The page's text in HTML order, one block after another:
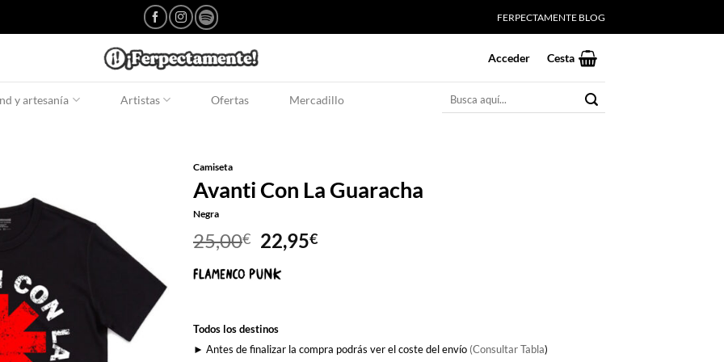
FERPECTAMENTE BLOG
Acceder Cesta
y artesanía Artistas Ofertas Mercadillo
Buscar
Camiseta
Avanti Con La Guaracha
Negra
25,00€ El
precio
original
22,95€El
Todos los destinos
► Antes de finalizar la compra podrás ver el coste del envío (Consultar Tabla)